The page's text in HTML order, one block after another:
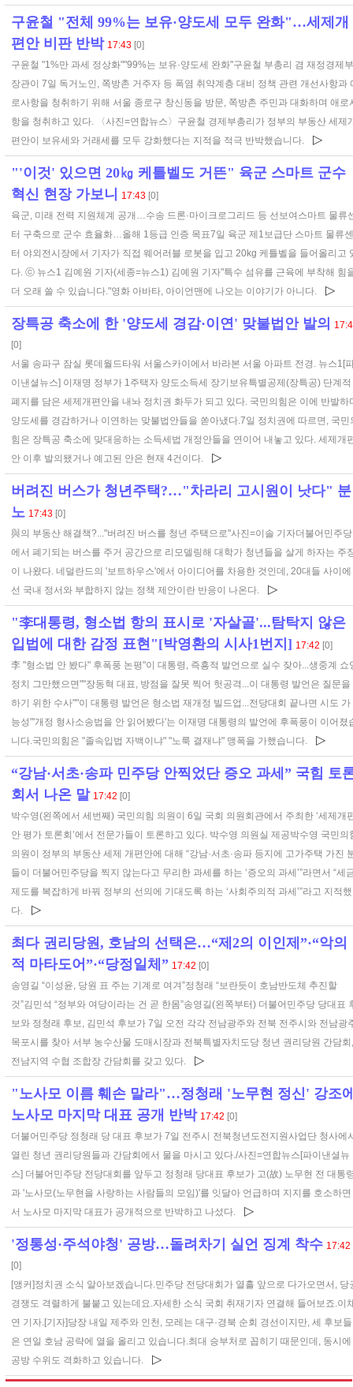
구윤철 "전체 99%는 보유·양도세 모두 완화"…세제개
편안 비판 반박 17:43 [0]
구윤철 "1%만 과세 정상화""99%는 보유·양도세 완화"구윤철 부총리 겸 재정경제부
장관이 7일 독거노인, 쪽방촌 거주자 등 폭염 취약계층 대비 정책 관련 개선사항과
로사항을 청취하기 위해 서울 종로구 창신동을 방문, 쪽방촌 주민과 대화하며 애로
항을 청취하고 있다. 〈사진=연합뉴스〉구윤철 경제부총리가 정부의 부동산 세제
편안이 보유세와 거래세를 모두 강화했다는 지적을 적극 반박했습니다.
▷
"'이것' 있으면 20㎏ 케틀벨도 거뜬" 육군 스마트 군수
혁신 현장 가보니
17:43 [0]
육군, 미래 전력 지원체계 공개…수송 드론·마이크로그리드 등 선보여스마트 물류
터 구축으로 군수 효율화…올해 1등급 인증 목표7일 육군 제1보급단 스마트 물류센
터 야외전시장에서 기자가 직접 웨어러블 로봇을 입고 20kg 케틀벨을 들어올리고
다. ⓒ 뉴스1 김예원 기자(세종=뉴스1) 김예원 기자"특수 섬유를 근육에 부착해 힘
더 오래 쓸 수 있습니다."영화 아바타, 아이언맨에 나오는 이야기가 아니다.
▷
장특공 축소에 한 '양도세 경감·이연' 맞불법안 발의
[0]
서울 송파구 잠실 롯데월드타워 서울스카이에서 바라본 서울 아파트 전경. 뉴스1[
이낸셜뉴스] 이재명 정부가 1주택자 양도소득세 장기보유특별공제(장특공) 단계적
폐지를 담은 세제개편안을 내놔 정치권 화두가 되고 있다. 국민의힘은 이에 반발하
양도세를 경감하거나 이연하는 맞불법안들을 쏟아냈다.7일 정치권에 따르면, 국민
힘은 장특공 축소에 맞대응하는 소득세법 개정안들을 연이어 내놓고 있다. 세제개
안 이후 발의됐거나 예고된 안은 현재 4건이다.
▷
버려진 버스가 청년주택?…"차라리 고시원이 낫다" 분
노 17:43 [0]
與의 부동산 해결책?..."버려진 버스를 청년 주택으로"사진=이솔 기자더불어민주당
에서 폐기되는 버스를 주거 공간으로 리모델링해 대학가 청년들을 살게 하자는 주
이 나왔다. 네덜란드의 '보트하우스'에서 아이디어를 차용한 것인데, 20대들 사이에
선 국내 정서와 부합하지 않는 정책 제안이란 반응이 나온다.
▷
"李대통령, 형소법 항의 표시로 '자살골'...탐탁지 않은
입법에 대한 감정 표현"[박영환의 시사1번지] 17:42 [0]
李 "형소법 안 봤다" 후폭풍 논평"이 대통령, 즉흥적 발언으로 실수 잦아...생중계 쇼
정치 그만했으면""장동혁 대표, 방점을 잘못 찍어 헛공격...이 대통령 발언은 질문을
하기 위한 수사""이 대통령 발언은 형소법 재개정 빌드업...전당대회 끝나면 시도 가
능성"'개정 형사소송법을 안 읽어봤다'는 이재명 대통령의 발언에 후폭풍이 이어졌
니다.국민의힘은 "졸속입법 자백이냐" "노룩 결재냐" 맹폭을 가했습니다.
▷
“강남·서초·송파 민주당 안찍었단 증오 과세” 국힘 토
회서 나온 말 17:42 [0]
박수영(왼쪽에서 세번째) 국민의힘 의원이 6일 국회 의원회관에서 주최한 ‘세제개
안 평가 토론회’에서 전문가들이 토론하고 있다. 박수영 의원실 제공박수영 국민의
의원이 정부의 부동산 세제 개편안에 대해 “강남·서초·송파 등지에 고가주택 가진
들이 더불어민주당을 찍지 않는다고 무리한 과세를 하는 ‘증오의 과세’”라면서 “세
제도를 복잡하게 바꿔 정부의 선의에 기대도록 하는 ‘사회주의적 과세’”라고 지적했
다.
▷
최다 권리당원, 호남의 선택은…“제2의 이인제”·“악의
적 마타도어”·“당정일체” 17:42 [0]
송영길 “이성윤, 당원 표 주는 기계로 여겨”정청래 “보란듯이 호남반도체 추진할
것”김민석 “정부와 여당이라는 건 곧 한몸”송영길(왼쪽부터) 더불어민주당 당대표
보와 정청래 후보, 김민석 후보가 7일 오전 각각 전남광주와 전북 전주시와 전남광
목포시를 찾아 서부 농수산물 도매시장과 전북특별자치도당 청년 권리당원 간담회,
전남지역 수협 조합장 간담회를 갖고 있다.
▷
"노사모 이름 훼손 말라"…정청래 '노무현 정신' 강조
노사모 마지막 대표 공개 반박 17:42 [0]
더불어민주당 정청래 당 대표 후보가 7일 전주시 전북청년도전지원사업단 청사에
열린 청년 권리당원들과 간담회에서 물을 마시고 있다./사진=연합뉴스[파이낸셜뉴
스] 더불어민주당 전당대회를 앞두고 정청래 당대표 후보가 고(故) 노무현 전 대통
과 '노사모(노무현을 사랑하는 사람들의 모임)'를 잇달아 언급하며 지지를 호소하면
서 노사모 마지막 대표가 공개적으로 반박하고 나섰다.
▷
'정통성·주석야청' 공방…돌려차기 실언 징계 착수 17:42
[0]
[앵커]정치권 소식 알아보겠습니다.민주당 전당대회가 열흘 앞으로 다가오면서, 당
경쟁도 격렬하게 불붙고 있는데요.자세한 소식 국회 취재기자 연결해 들어보죠.이
연 기자.[기자]당장 내일 제주와 인천, 모레는 대구·경북 순회 경선이지만, 세 후보들
은 연일 호남 공략에 열을 올리고 있습니다.최대 승부처로 꼽히기 때문인데, 동시에
공방 수위도 격화하고 있습니다.
▷